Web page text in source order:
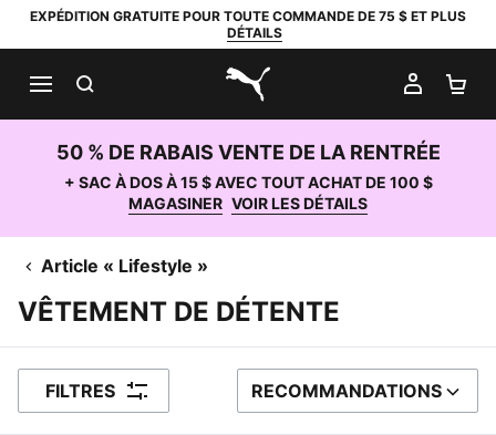
EXPÉDITION GRATUITE POUR TOUTE COMMANDE DE 75 $ ET PLUS
DÉTAILS
PUMA.com
MON
50 % DE RABAIS VENTE DE LA RENTRÉE
+ SAC À DOS À 15 $ AVEC TOUT ACHAT DE 100 $
MAGASINER VOIR LES DÉTAILS
Article « Lifestyle »
VÊTEMENT DE DÉTENTE
FILTRES TRIER PAR
RECOMMANDATIONS